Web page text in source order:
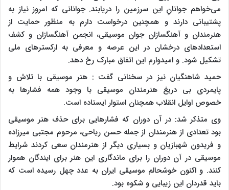
می‌خواهم جوانانِ این سرزمین را دریابند. جوانانی که امروز نیاز به
پشتیبانی دارند و همچنین درخواست دارم به منظور حمایت از
هنرمندان و آهنگسازان جوان موسیقی، انجمن آهنگسازان و کشف
استعدادهای درخشان در این عرصه و معرفی به ارکسترهای ملی
تشکیل شود. و امیدوارم این اتفاق مبارک رخ دهد.
حمید شاهنگیان نیز در سخنانی گفت : هنر موسیقی با تلاش و
پایمردی بی دریغ هنرمندان موسیقی با وجود همه فشارها به
خصوص اوایل انقلاب همچنان استوار ایستاده است.
وی متذکر شد: در آن دوران که فشارهایی برای حذف هنر موسیقی
بود تعدادی از هنرمندان از جمله حسن ریاحی، مرحوم مجتبی میرزاده
و فریدون شهبازیان و بسیاری دیگر از هنرمندان سعی کردند شرایط
موسیقی در آن دوران را برای ماندگاری این هنر برای ایندگان هموار
کنند. و اکنون خوشحالم موسیقی ایران به عدد چهل رسیده است که
باید قدردان این زیبایی و شکوه بود.